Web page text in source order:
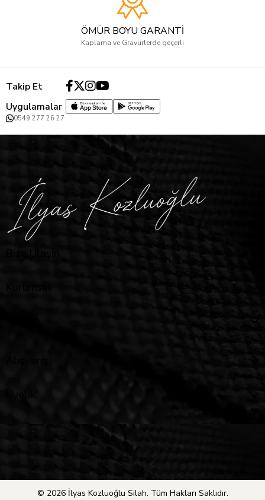
ÖMÜR BOYU GARANTİ
Kaplama ve Gravürlerde geçerli
Takip Et
Uygulamalar
0549 277 26 27
© 2026 İlyas Kozluoğlu Silah. Tüm Hakları Saklıdır.